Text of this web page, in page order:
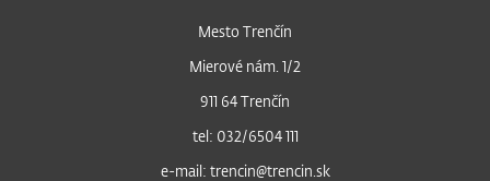
Mesto Trenčín
Mierové nám. 1/2
911 64 Trenčín
tel: 032/6504 111
e-mail: trencin@trencin.sk